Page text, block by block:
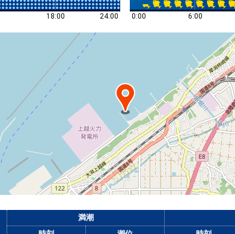
18:00 24:00 0:00 6:00
満潮